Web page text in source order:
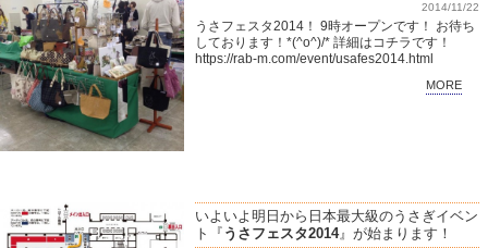
2014/11/22
うさフェスタ2014！ 9時オープンです！ お待ち
しております！*(^o^)/* 詳細はコチラです！
https://rab-m.com/event/usafes2014.html
MORE
いよいよ明日から日本最大級のうさぎイベン
ト『 うさフェスタ2014』が始まります！